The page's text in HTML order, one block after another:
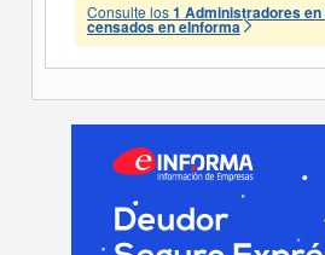
Consulte los1 Administradores
censados en eInforma